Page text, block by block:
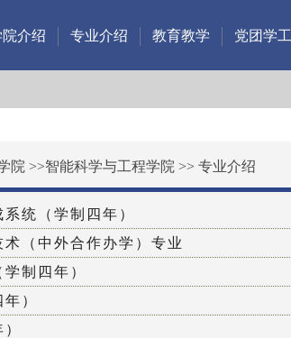
介绍 专业介绍 教育教学 党团学工
院 >>智能科学与工程学院 >> 专业介绍
统（学制四年）
（中外合作办学）专业
制四年）
）